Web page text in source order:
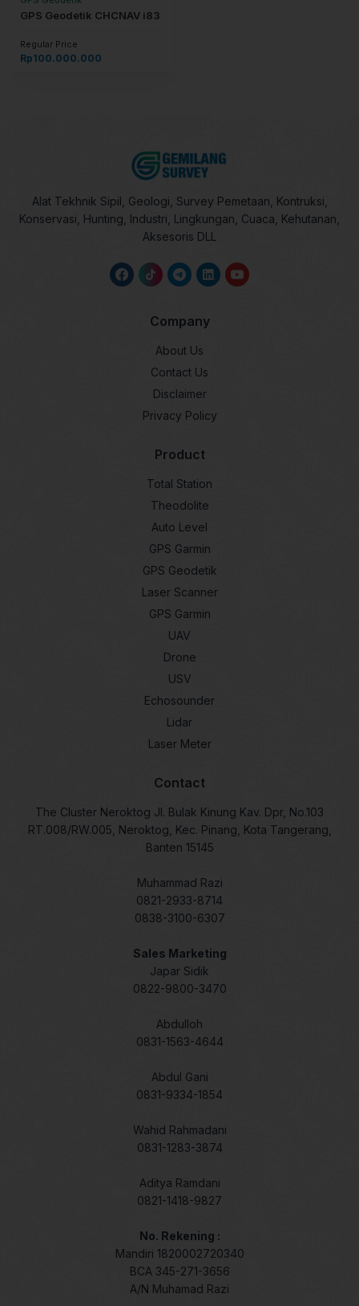
GPS Geodetik CHCNAV i83
Regular Price
Rp100.000.000
Alat Tekhnik Sipil, Geologi, Survey Pemetaan, Kontruksi,
Konservasi, Hunting, Industri, Lingkungan, Cuaca, Kehutanan,
Aksesoris DLL
Company
About Us
Contact Us
Disclaimer
Privacy Policy
Product
Total Station
Theodolite
Auto Level
GPS Garmin
GPS Geodetik
Laser Scanner
GPS Garmin
UAV
Drone
USV
Echosounder
Lidar
Laser Meter
Contact
The Cluster Neroktog Jl. Bulak Kinung Kav. Dpr, No.103
RT.008/RW.005, Neroktog, Kec. Pinang, Kota Tangerang,
Banten 15145
Muhammad Razi
0821-2933-8714
0838-3100-6307
Sales Marketing
Japar Sidik
0822-9800-3470
Abdulloh
0831-1563-4644
Abdul Gani
0831-9334-1854
Wahid Rahmadani
0831-1283-3874
Aditya Ramdani
0821-1418-9827
No. Rekening :
Mandiri 1820002720340
BCA 345-271-3656
A/N Muhamad Razi